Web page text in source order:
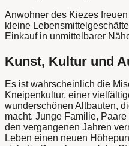
Anwohner des Kiezes
kleine
Einkauf in unmittelbarer
Kunst, Kultur und
Es ist wahrscheinlich die
Kneipenkultur, einer
wunderschönen Altbauten,
macht. Junge Familie,
den vergangenen Jahren
Leben einen neuen